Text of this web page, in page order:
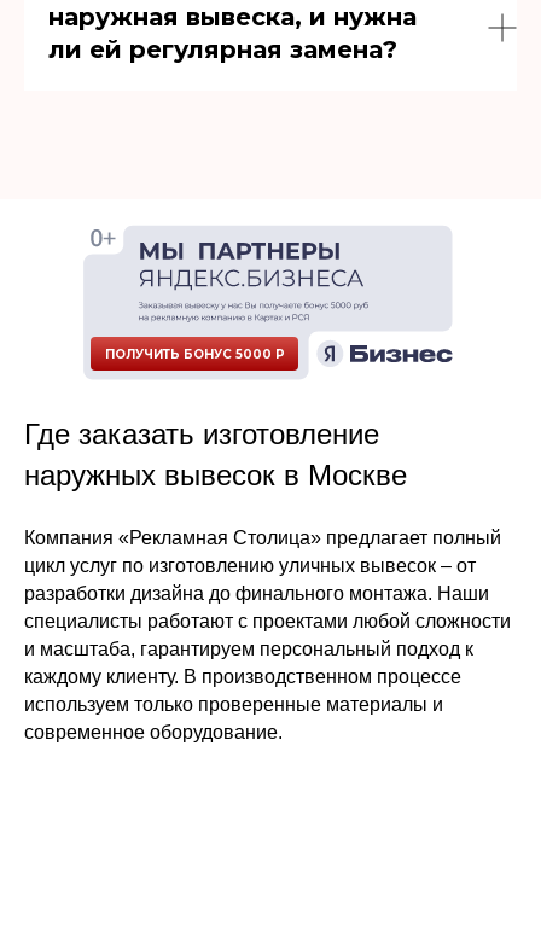
наружная вывеска, и нужна
ли ей регулярная замена?
ПОЛУЧИТЬ БОНУС 5000 Р
Где заказать изготовление
наружных вывесок в Москве
Компания «Рекламная Столица» предлагает полный
цикл услуг по изготовлению уличных вывесок – от
разработки дизайна до финального монтажа. Наши
специалисты работают с проектами любой сложности
и масштаба, гарантируем персональный подход к
каждому клиенту. В производственном процессе
используем только проверенные материалы и
современное оборудование.